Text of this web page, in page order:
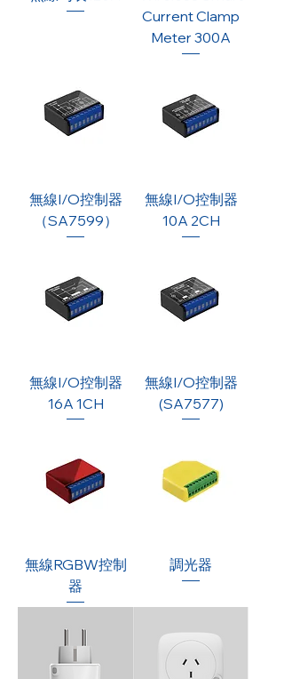
Current Clamp
Meter 300A
無線I/O控制器
（SA7599）
無線I/O控制器
10A 2CH
無線I/O控制器
16A 1CH
無線I/O控制器
(SA7577)
無線RGBW控制
器
調光器